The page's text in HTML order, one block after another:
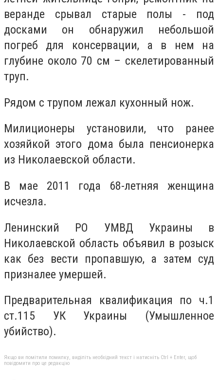
веранде срывал старые полы - под
досками он обнаружил небольшой
погреб для консервации, а в нем на
глубине около 70 см – скелетированный
труп.
Рядом с трупом лежал кухонный нож.
Милиционеры установили, что ранее
хозяйкой этого дома была пенсионерка
из Николаевской области.
В мае 2011 года 68-летняя женщина
исчезла.
Ленинский РО УМВД Украины в
Николаевской область объявил в розыск
как без вести пропавшую, а затем суд
призналее умершей.
Предварительная квалификация по ч.1
ст.115 УК Украины (Умышленное
убийство).
Якщо ви помітили помилку, виділіть необхідний текст і натисніть Ctrl + Enter, щоб
повідомити про це редакцію